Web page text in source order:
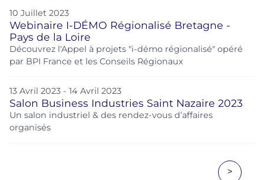
10 Juillet 2023
Webinaire I-DÉMO Régionalisé Bretagne -
Pays de la Loire
Découvrez l'Appel à projets "i-démo régionalisé" opéré
par BPI France et les Conseils Régionaux
13 Avril 2023 - 14 Avril 2023
Salon Business Industries Saint Nazaire 2023
Un salon industriel & des rendez-vous d’affaires
organisés
>